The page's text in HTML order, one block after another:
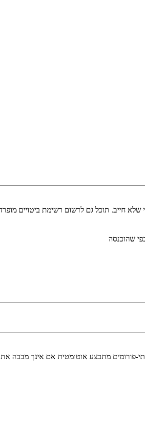
שלא חייב. תוכל גם לרשום רשימת ביטויים
שהוכנסה
פורומים מתבצע אוטומטית אם אינך מכבה